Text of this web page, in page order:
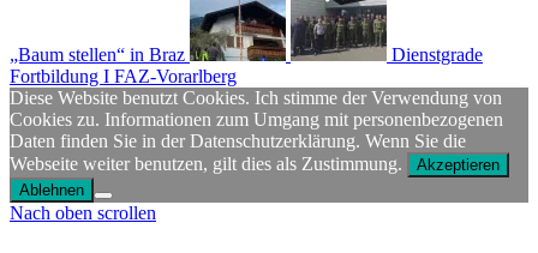
„Baum stellen“ in Braz
Dienstgrade
Fortbildung I FAZ-Vorarlberg
Diese Website benutzt Cookies. Ich stimme der Verwendung von
Cookies zu. Informationen zum Umgang mit personenbezogenen
Daten finden Sie in der Datenschutzerklärung. Wenn Sie die
Webseite weiter benutzen, gilt dies als Zustimmung.
Akzeptieren
Ablehnen
Nach oben scrollen